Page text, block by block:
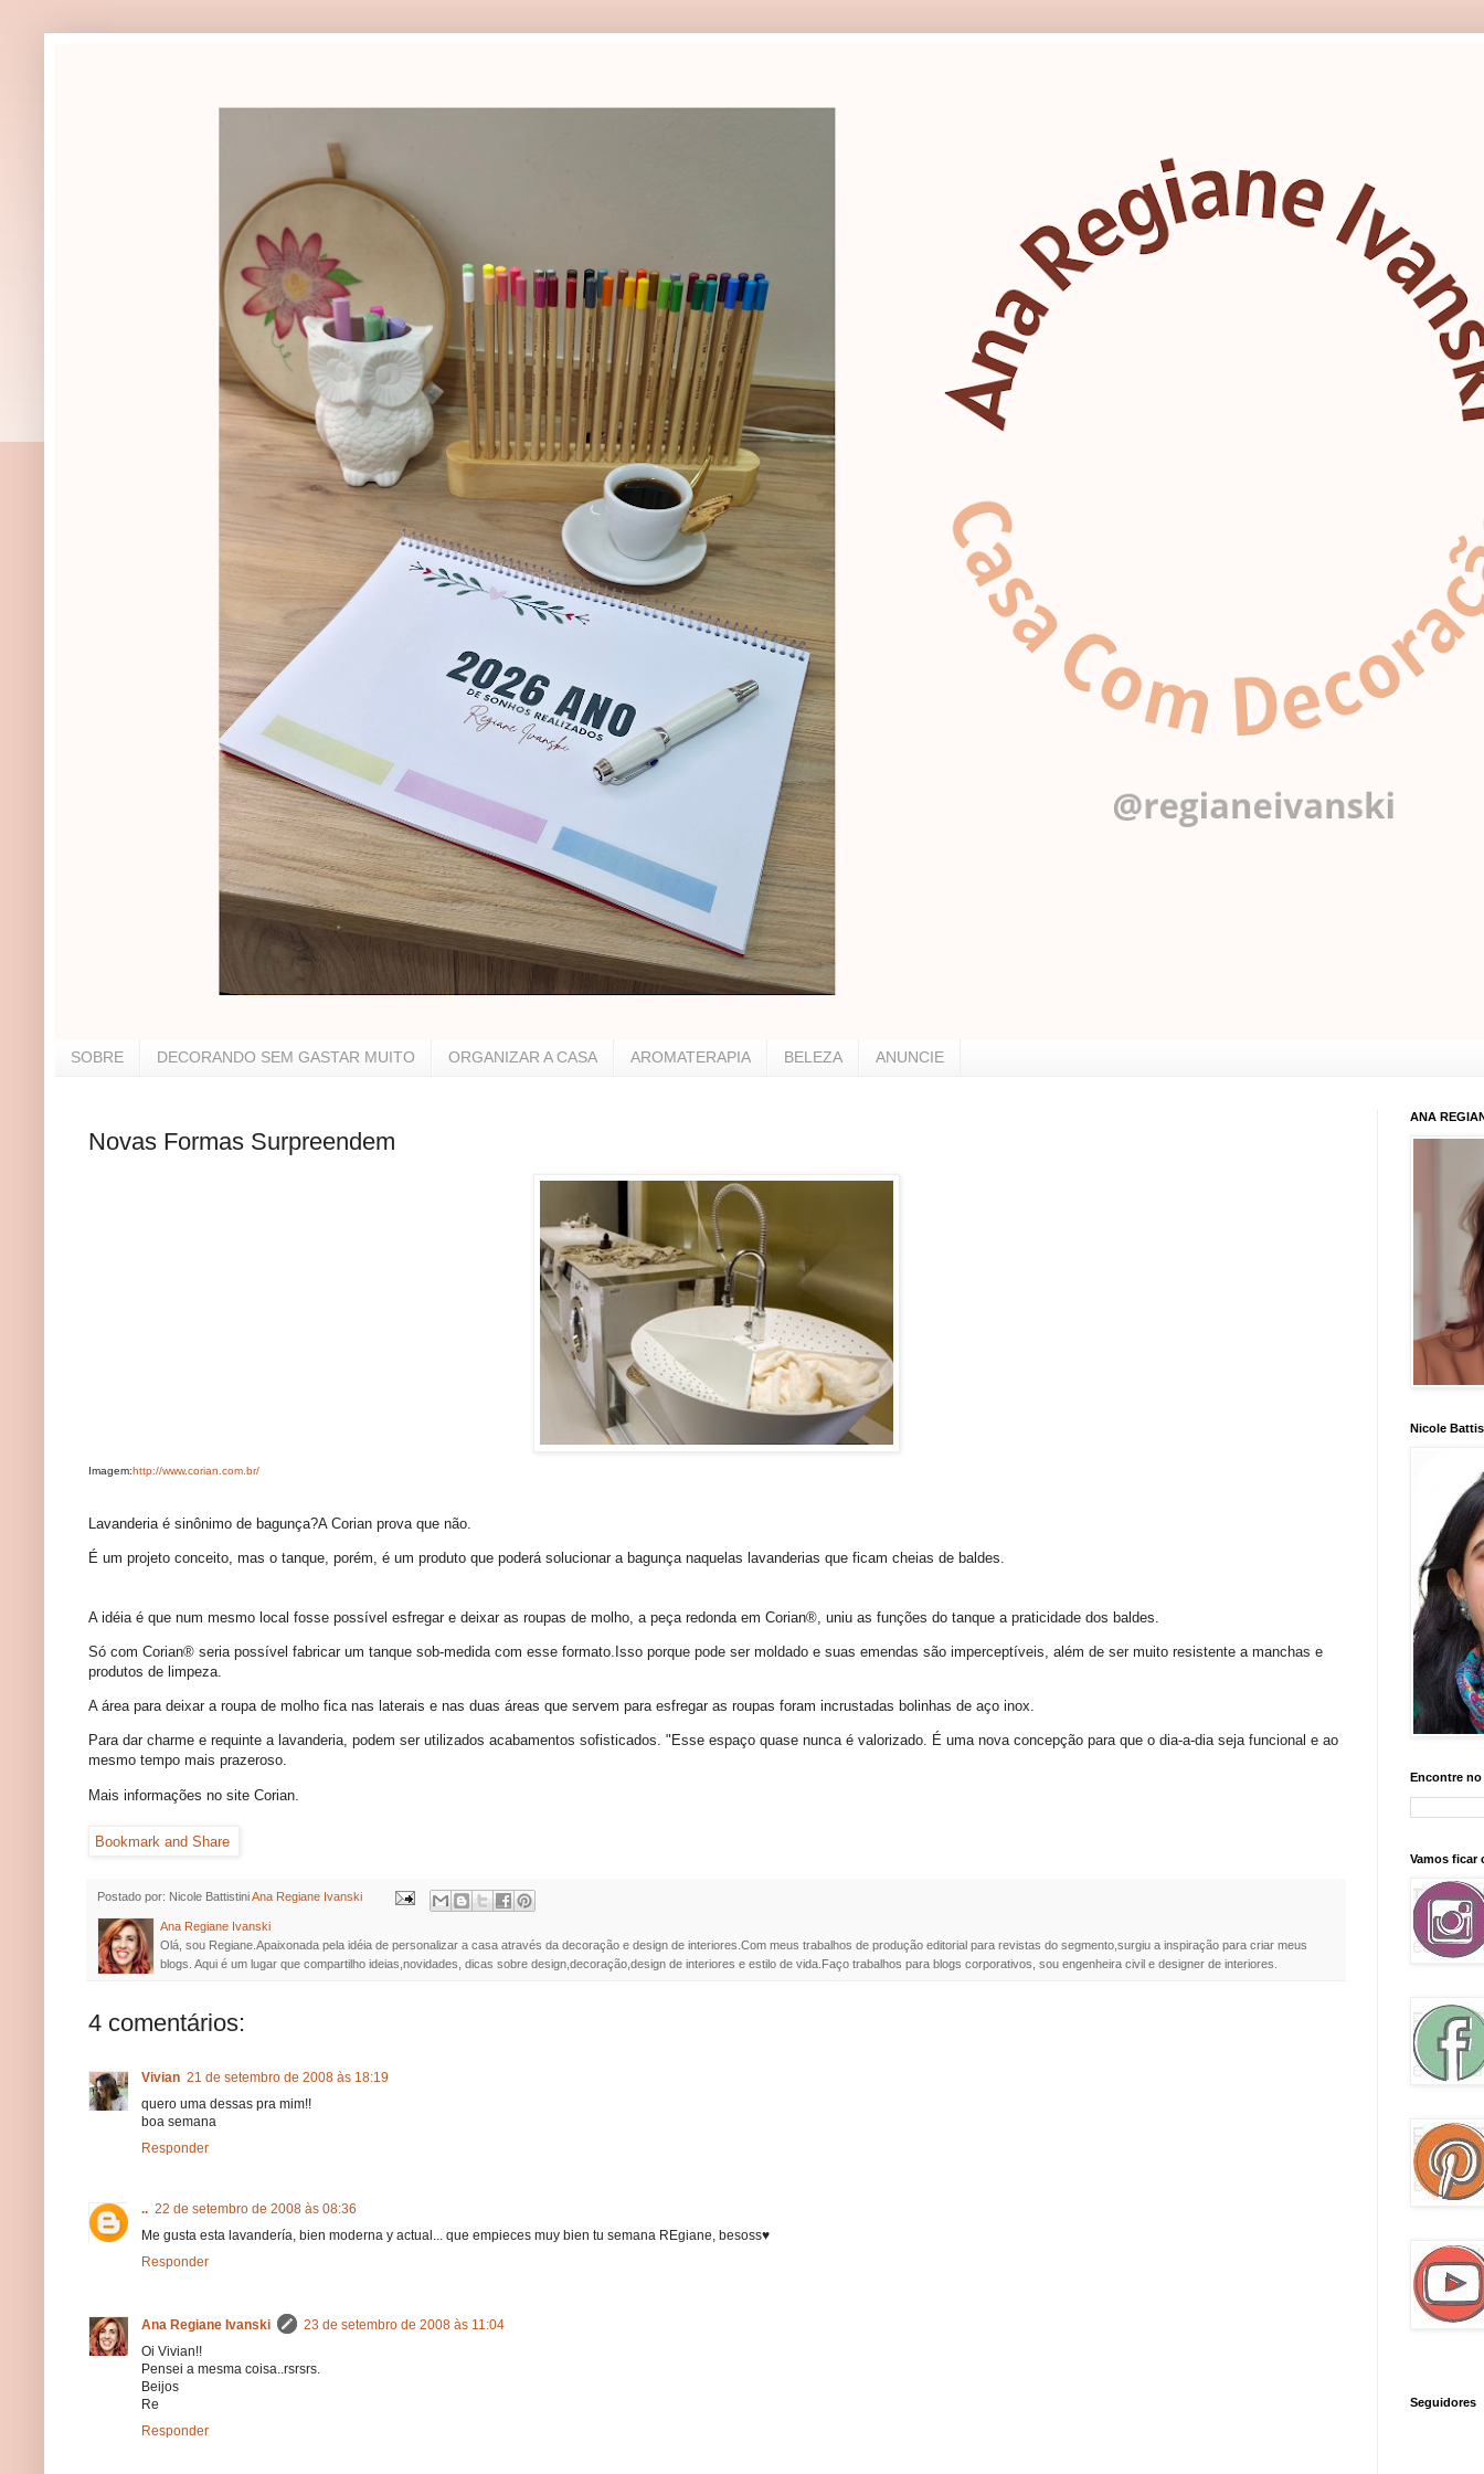
SOBRE DECORANDO SEM GASTAR MUITO ORGANIZAR A CASA AROMATERAPIA BELEZA ANUNCIE
Novas Formas Surpreendem
Imagem:http://www.corian.com.br/
Lavanderia é sinônimo de bagunça?A Corian prova que não.
É um projeto conceito, mas o tanque, porém, é um produto que poderá solucionar a bagunça naquelas lavanderias que ficam cheias de baldes.
A idéia é que num mesmo local fosse possível esfregar e deixar as roupas de molho, a peça redonda em Corian®, uniu as funções do tanque a praticidade dos baldes.
Só com Corian® seria possível fabricar um tanque sob-medida com esse formato.Isso porque pode ser moldado e suas emendas são imperceptíveis, além de ser muito resistente a manchas e
produtos de limpeza.
A área para deixar a roupa de molho fica nas laterais e nas duas áreas que servem para esfregar as roupas foram incrustadas bolinhas de aço inox.
Para dar charme e requinte a lavanderia, podem ser utilizados acabamentos sofisticados. "Esse espaço quase nunca é valorizado. É uma nova concepção para que o dia-a-dia seja funcional e ao
mesmo tempo mais prazeroso.
Mais informações no site Corian.
Postado por: Nicole BattistiniAna Regiane Ivanski
Ana Regiane Ivanski
Olá, sou Regiane.Apaixonada pela idéia de personalizar a casa através da decoração e design de interiores.Com meus trabalhos de produção editorial para revistas do segmento,surgiu a inspiração para criar meus
blogs. Aqui é um lugar que compartilho ideias,novidades, dicas sobre design,decoração,design de interiores e estilo de vida.Faço trabalhos para blogs corporativos, sou engenheira civil e designer de interiores.
4 comentários:
Vivian 21 de setembro de 2008 às 18:19
quero uma dessas pra mim!!
boa semana
Responder
.. 22 de setembro de 2008 às 08:36
Me gusta esta lavandería, bien moderna y actual... que empieces muy bien tu semana REgiane, besoss♥
Responder
Ana Regiane Ivanski
23 de setembro de 2008 às 11:04
Oi Vivian!!
Pensei a mesma coisa..rsrsrs.
Beijos
Re
Responder
ANA
Nicole
Encontre no
Vamos ficar
Seguidores